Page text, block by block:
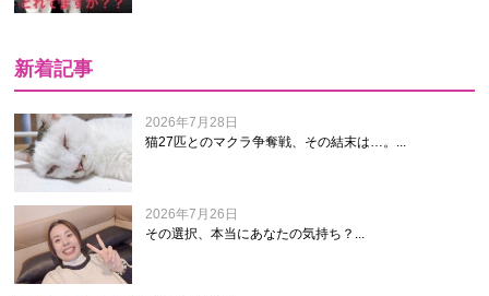
新着記事
2026年7月28日
猫27匹とのマクラ争奪戦、その結末は…。...
2026年7月26日
その選択、本当にあなたの気持ち？...